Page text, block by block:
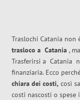
Traslochi Catania non
trasloco a Catania ,
Trasferirsi a Catania
finanziaria. Ecco
chiara dei costi, così
costi nascosti o spese